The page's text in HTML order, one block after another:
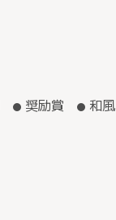
奨励賞
和風